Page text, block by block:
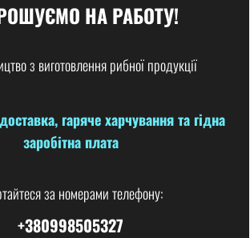
НА РАБОТУ!
з виготовлення рибної продукції
гаряче харчування та гідна
заробітна плата
за номерами телефону:
+380998505327